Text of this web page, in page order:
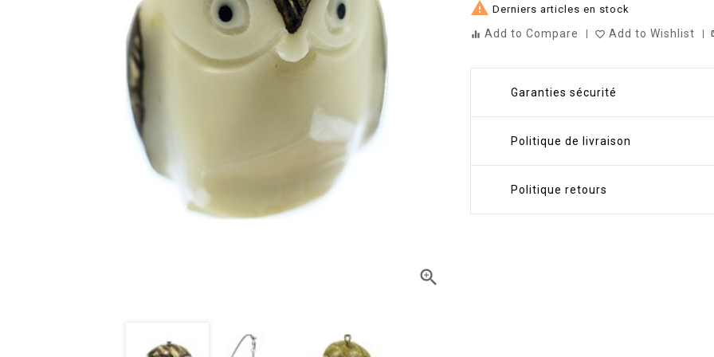

 Derniers articles en stock
equalizer Add to Compare favorite_border Add to Wishlist
Garanties sécurité
Politique de livraison
Politique retours